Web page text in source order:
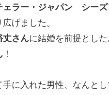
ェラー・ジャパン シーズ
げました。
丈さんに結婚を前提とし
！
手に入れた男性、なんと